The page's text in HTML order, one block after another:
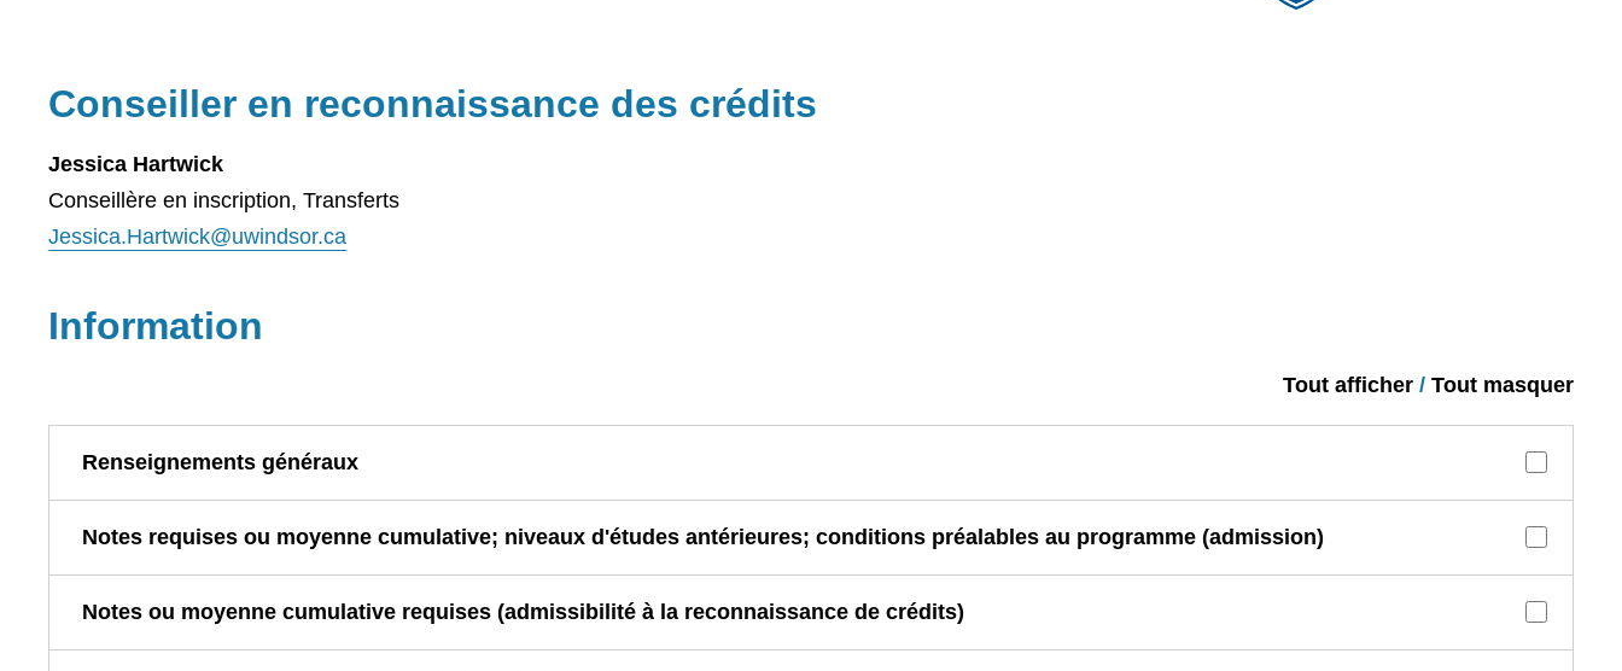
Conseiller en reconnaissance des crédits
Jessica Hartwick
Conseillère en inscription, Transferts
Jessica.Hartwick@uwindsor.ca
Information
Tout afficher/ Tout masquer
Renseignements généraux
Notes requises ou moyenne cumulative; niveaux d'études antérieures; conditions préalables au programme (admission)
Notes ou moyenne cumulative requises (admissibilité à la reconnaissance de crédits)